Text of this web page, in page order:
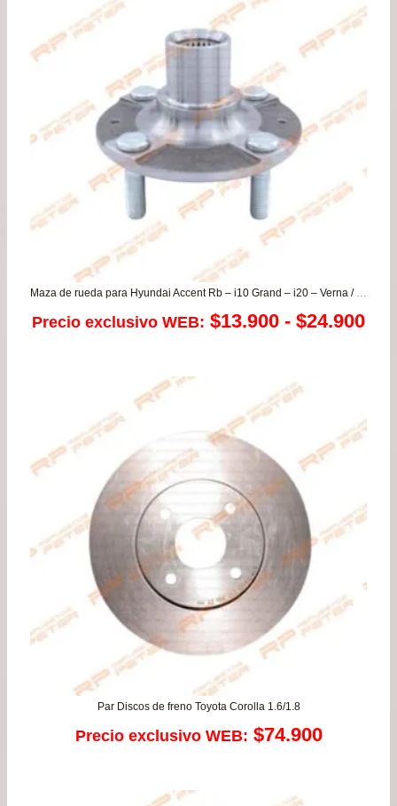
Maza de rueda para Hyundai Accent Rb – i10 Grand – i20 – Verna / Kia Morning – Rio 3/4/5 – Soluto
Precio exclusivo WEB: $13.900 - $24.900
Par Discos de freno Toyota Corolla 1.6/1.8
Precio exclusivo WEB: $74.900